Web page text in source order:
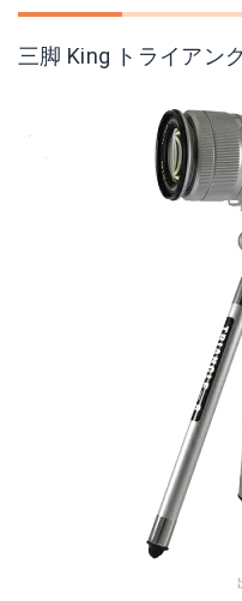
三脚 King トライアン